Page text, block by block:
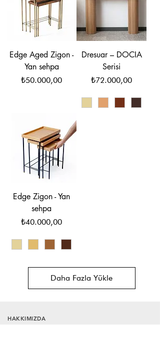
Edge Aged Zigon -
Yan sehpa
Fiyat
₺50.000,00
Dresuar – DOCIA
Serisi
Fiyat
₺72.000,00
Edge Zigon - Yan
sehpa
Fiyat
₺40.000,00
Daha Fazla Yükle
HAKKIMIZDA